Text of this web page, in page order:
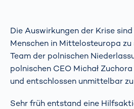
Die Auswirkungen der Krise
Menschen in Mittelosteuropa zu
Team der polnischen
polnischen CEO Michał
und entschlossen unmittelbar
Sehr früh entstand eine